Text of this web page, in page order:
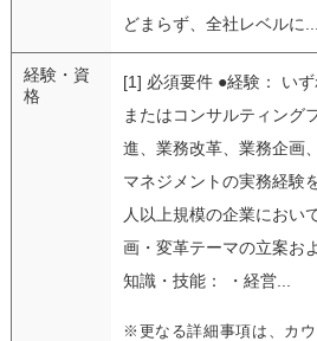
どまらず、全社レベルに...
経験・資
格
[1] 必須要件 ●経験： い
またはコンサルティング
進、業務改革、業務企画
マネジメントの実務経験
人以上規模の企業におい
画・変革テーマの立案お
知識・技能： ・経営...
※更なる詳細事項は、カ